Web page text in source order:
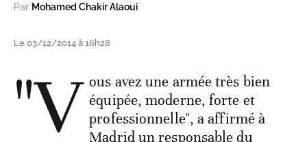
Par Mohamed Chakir Alaoui
Le 03/12/2014 à 16h28
"V ous avez une armée très bien
équipée, moderne, forte et
professionnelle", a affirmé à
Madrid un responsable du